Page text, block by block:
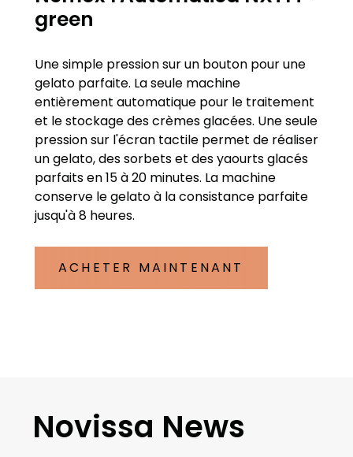
green
Une simple pression sur un bouton pour une
gelato parfaite. La seule machine
entièrement automatique pour le traitement
et le stockage des crèmes glacées. Une seule
pression sur l'écran tactile permet de réaliser
un gelato, des sorbets et des yaourts glacés
parfaits en 15 à 20 minutes. La machine
conserve le gelato à la consistance parfaite
jusqu'à 8 heures.
ACHETER MAINTENANT
Novissa News